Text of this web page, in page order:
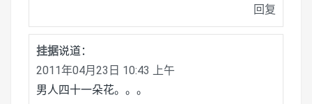
回复
挂据说道：
2011年04月23日 10:43 上午
男人四十一朵花。。。